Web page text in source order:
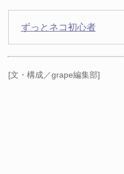
ずっとネコ初心者
[文・構成／grape編集部]